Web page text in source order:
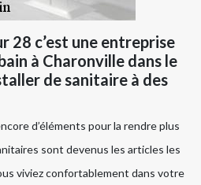
28 c’est une entreprise
à Charonville dans le
de sanitaire à des
d’éléments pour la rendre plus
sont devenus les articles les
viviez confortablement dans votre